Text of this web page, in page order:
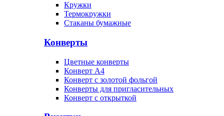
Кружки
Термокружки
Стаканы бумажные
Конверты
Цветные конверты
Конверт А4
Конверт с золотой фольгой
Конверты для пригласительных
Конверт с открыткой